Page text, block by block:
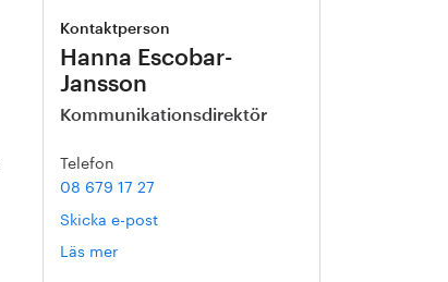
Kontaktperson
Hanna Escobar-
Jansson
Kommunikationsdirektör
Telefon
08 679 17 27
Skicka e-post
Läs mer